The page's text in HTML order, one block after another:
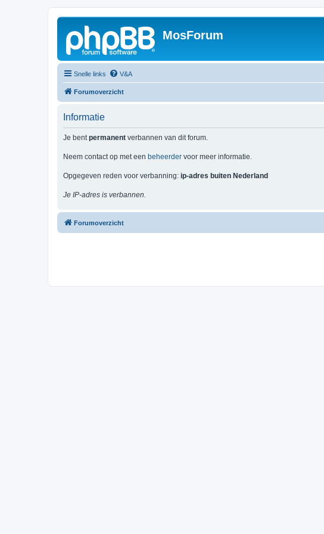
MosForum
Snelle links V&A
Forumoverzicht
Informatie
Je bentpermanent verbannen van dit forum.
Neem contact op met een beheerder voor meer informatie.
Opgegeven reden voor verbanning: ip-adres buiten Nederland
Je IP-adres is verbannen.
Forumoverzicht